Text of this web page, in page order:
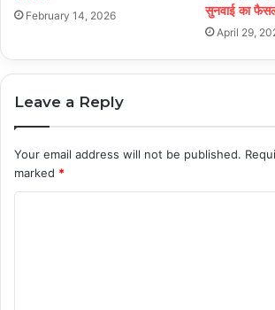
February 14, 2026
सुनवाई का
April 29,
Leave a Reply
Your email address will not be published.
marked *